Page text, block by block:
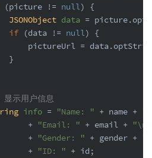
(picture != null) {
JSONObject data =
if (data != null) {
pictureUrl =
}
示用户信息
info = "Name: " + name +
+
"Email: " + email + "\n"
+
"Gender: " + gender +
+
"ID: " + id;